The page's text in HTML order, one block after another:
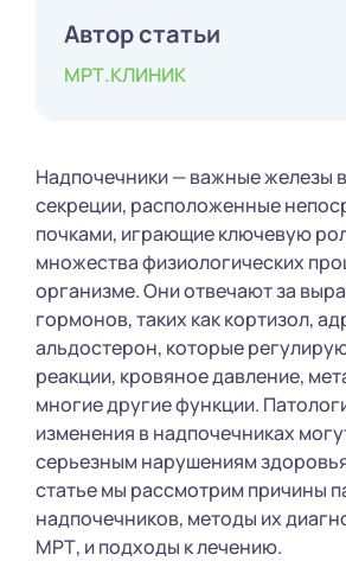
Автор статьи
МРТ.КЛИНИК
Надпочечники — важные железы
секреции, расположенные
почками, играющие ключевую
множества физиологических
организме. Они отвечают за
гормонов, таких как кортизол,
альдостерон, которые
реакции, кровяное давление,
многие другие функции.
изменения в надпочечниках
серьезным нарушениям
статье мы рассмотрим причины
надпочечников, методы их
МРТ, и подходы к лечению.